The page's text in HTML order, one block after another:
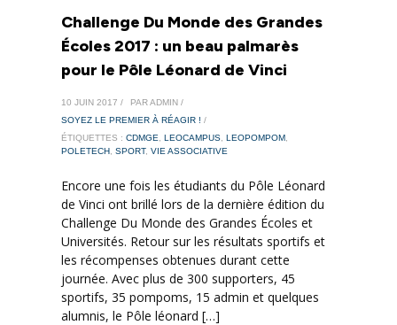
Challenge Du Monde des Grandes
Écoles 2017 : un beau palmarès
pour le Pôle Léonard de Vinci
10 JUIN 2017 /
PAR ADMIN /
SOYEZ LE PREMIER À RÉAGIR ! /
ÉTIQUETTES : CDMGE LEOCAMPUS LEOPOMPOM
POLETECH SPORT, VIE ASSOCIATIVE
Encore une fois les étudiants du Pôle Léonard
de Vinci ont brillé lors de la dernière édition du
Challenge Du Monde des Grandes Écoles et
Universités. Retour sur les résultats sportifs et
les récompenses obtenues durant cette
journée. Avec plus de 300 supporters, 45
sportifs, 35 pompoms, 15 admin et quelques
alumnis, le Pôle léonard […]